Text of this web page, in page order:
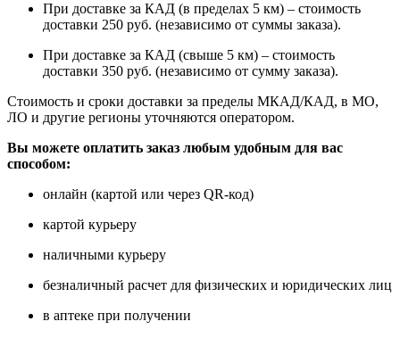
При доставке за КАД (в пределах 5 км) – стоимость
доставки 250 руб. (независимо от суммы заказа).
При доставке за КАД (свыше 5 км) – стоимость
доставки 350 руб. (независимо от сумму заказа).
Стоимость и сроки доставки за пределы МКАД/КАД, в МО,
ЛО и другие регионы уточняются оператором.
Вы можете оплатить заказ любым удобным для вас
способом:
онлайн (картой или через QR-код)
картой курьеру
наличными курьеру
безналичный расчет для физических и юридических лиц
в аптеке при получении